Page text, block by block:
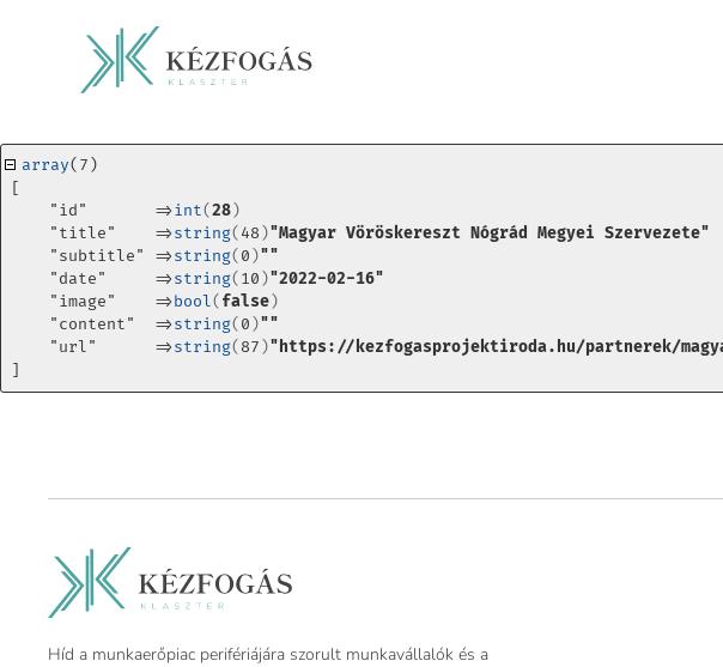
array(7)
[
    "id"       =>
int(28)
    "title"    =>
string( 48 )"Magyar Vöröskereszt Nógrád Megyei Szervezete"
    "subtitle" =>
string( 0 )""
    "date"     =>
string( 10 )"2022-02-16"
    "image"    =>
bool( false)
    "content"  =>
string( 0 )""
    "url"      =>
string( 87 )"https://kezfogasprojektiroda.hu/partnerek/
]
Híd a munkaerőpiac perifériájára szorult munkavállalók és a